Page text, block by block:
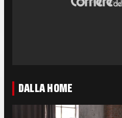
DALLA HOME